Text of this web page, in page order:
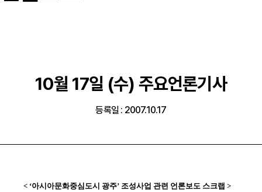
10월 17일 (수) 주요언론기사
등록일 : 2007.10.17
< ‘아시아문화중심도시 광주’ 조성사업 관련 언론보도 스크랩 >